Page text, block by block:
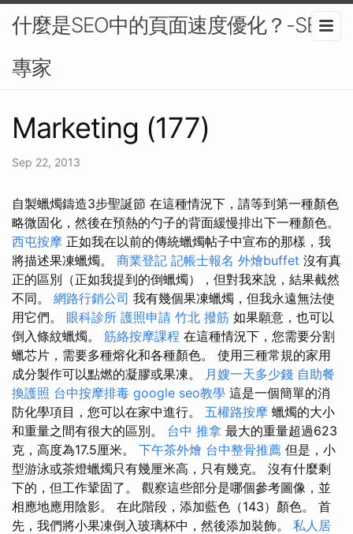
什麼是SEO中的頁面速度優化？-SEO
專家
Marketing (177)
Sep 22, 2013
自製蠟燭鑄造3步聖誕節 在這種情況下，請等到第一種顏色
略微固化，然後在預熱的勺子的背面緩慢排出下一種顏色。
西屯按摩 正如我在以前的傳統蠟燭帖子中宣布的那樣，我
將描述果凍蠟燭。 商業登記 記帳士報名 外燴buffet 沒有真
正的區別（正如我提到的倒蠟燭），但對我來說，結果截然
不同。 網路行銷公司 我有幾個果凍蠟燭，但我永遠無法使
用它們。 眼科診所 護照申請 竹北 撥筋 如果願意，也可以
倒入條紋蠟燭。 筋絡按摩課程 在這種情況下，您需要分割
蠟芯片，需要多種熔化和各種顏色。 使用三種常規的家用
成分製作可以點燃的凝膠或果凍。 月嫂一天多少錢 自助餐
換護照 台中按摩排毒 google seo教學 這是一個簡單的消
防化學項目，您可以在家中進行。 五權路按摩 蠟燭的大小
和重量之間有很大的區別。 台中 推拿 最大的重量超過623
克，高度為17.5厘米。 下午茶外燴 台中整骨推薦 但是，小
型游泳或茶燈蠟燭只有幾厘米高，只有幾克。 沒有什麼剩
下的，但工作鞏固了。 觀察這些部分是哪個參考圖像，並
相應地應用陰影。 在此階段，添加藍色（143）顏色。 首
先，我們將小果凍倒入玻璃杯中，然後添加裝飾。 私人居